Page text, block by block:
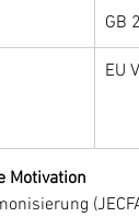
GB
EU
Motivation